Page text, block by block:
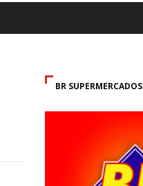
BR SUPERMERCADOS